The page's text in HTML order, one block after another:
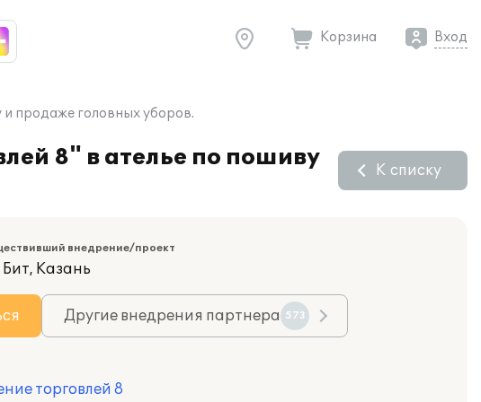
Корзина Вход
продаже головных уборов.
8" в ателье по пошиву
К списку
внедрение/проект
Казань
Другие внедрения партнера 573
торговлей 8